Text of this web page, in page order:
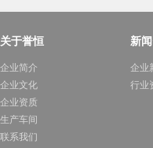
关于誉恒
企业简介
企业文化
企业资质
生产车间
联系我们
新
企业
行业